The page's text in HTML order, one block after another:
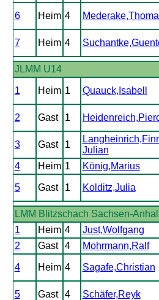
6 Heim 4
7 Heim 4
JLMM U14
1 Heim 1 Quauck,Isabell
2 Gast 1
3 Gast 1
Julian
4 Heim 1 König,Marius
5 Gast 1 Kolditz,Julia
LMM Blitzschach Sachsen-
1
Heim 4 Just,Wolfgang
2
Gast 4 Mohrmann,Ralf
4 Heim 4 Sagafe,Christian
5 Gast 4 Schäfer,Reyk